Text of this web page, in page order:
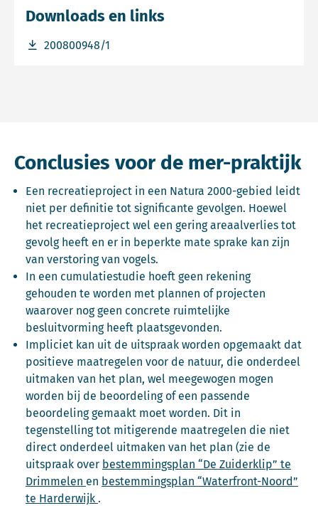
Downloads en links
200800948/1
Download bestand 200800948/1
Conclusies voor de mer-praktijk
Een recreatieproject in een Natura 2000-gebied leidt
niet per definitie tot significante gevolgen. Hoewel
het recreatieproject wel een gering areaalverlies tot
gevolg heeft en er in beperkte mate sprake kan zijn
van verstoring van vogels.
In een cumulatiestudie hoeft geen rekening
gehouden te worden met plannen of projecten
waarover nog geen concrete ruimtelijke
besluitvorming heeft plaatsgevonden.
Impliciet kan uit de uitspraak worden opgemaakt dat
positieve maatregelen voor de natuur, die onderdeel
uitmaken van het plan, wel meegewogen mogen
worden bij de beoordeling of een passende
beoordeling gemaakt moet worden. Dit in
tegenstelling tot mitigerende maatregelen die niet
direct onderdeel uitmaken van het plan (zie de
uitspraak over bestemmingsplan “De Zuiderklip” te
Drimmelen Deze link opent in een nieuw tabblad
en bestemmingsplan “Waterfront-Noord”
te Harderwijk Deze link opent in een nieuw tabblad
.